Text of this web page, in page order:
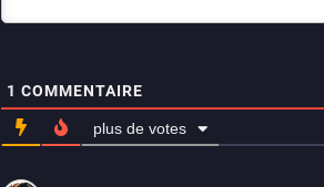
1 COMMENTAIRE
plus de votes